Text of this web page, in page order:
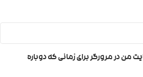
من در مرورگر برای زمانی که دوباره